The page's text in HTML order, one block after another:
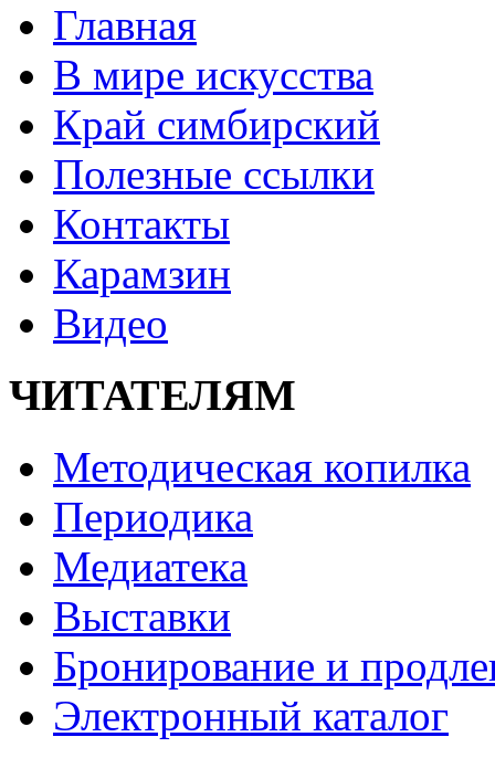
Главная
В мире искусства
Край симбирский
Полезные ссылки
Контакты
Карамзин
Видео
ЧИТАТЕЛЯМ
Методическая копилка
Периодика
Медиатека
Выставки
Бронирование и
Электронный каталог